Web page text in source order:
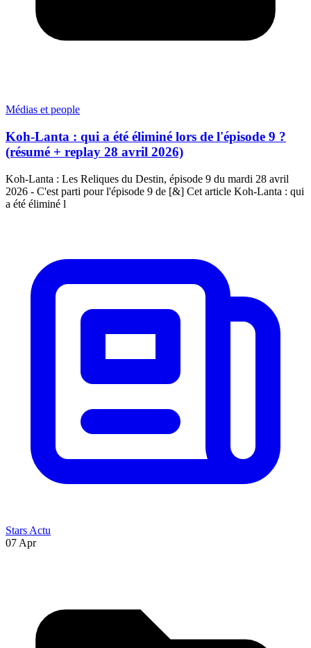
Médias et people
Koh-Lanta : qui a été éliminé lors de l'épisode 9 ?
(résumé + replay 28 avril 2026)
Koh-Lanta : Les Reliques du Destin, épisode 9 du mardi 28 avril
2026 - C'est parti pour l'épisode 9 de [&] Cet article Koh-Lanta : qui
a été éliminé l
Stars Actu
07 Apr